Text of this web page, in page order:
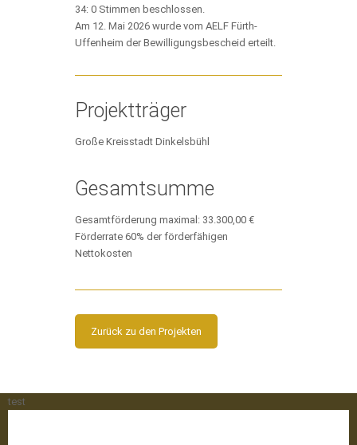
34: 0 Stimmen beschlossen.
Am 12. Mai 2026 wurde vom AELF Fürth-
Uffenheim der Bewilligungsbescheid erteilt.
Projektträger
Große Kreisstadt Dinkelsbühl
Gesamtsumme
Gesamtförderung maximal: 33.300,00 €
Förderrate 60% der förderfähigen
Nettokosten
Zurück zu den Projekten
test